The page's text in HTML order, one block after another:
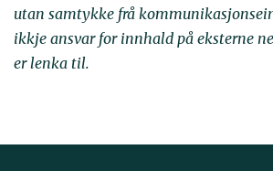
utan samtykke frå
ikkje ansvar for innhald på eksterne
er lenka til.